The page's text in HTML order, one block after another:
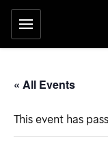
ข้ามไปยังเนื้อหาหลัก
เครื่องมือช่วยเหลือ
« All Events
This event has